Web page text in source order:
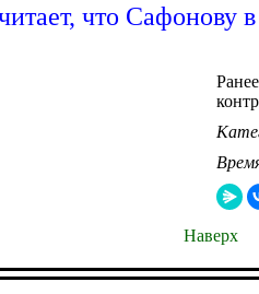
что Сафонову
Наверх